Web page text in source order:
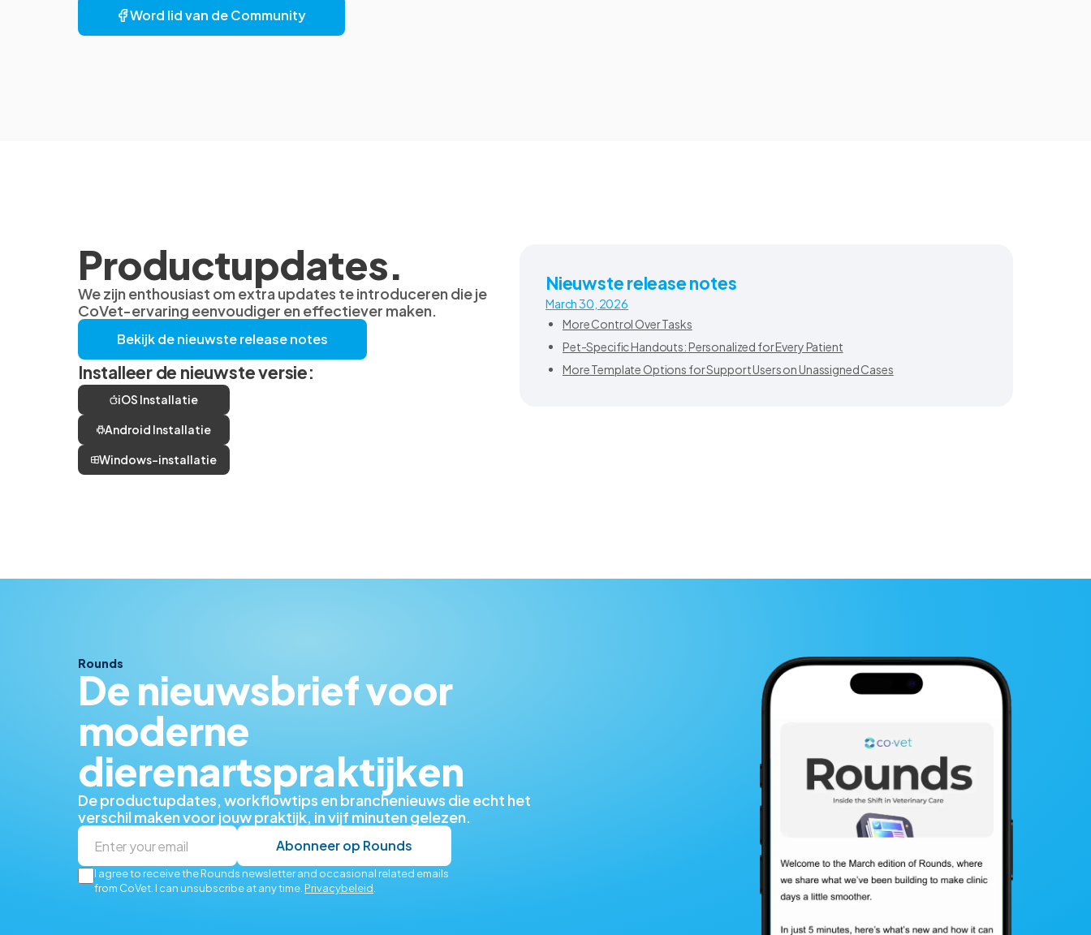
Word lid van de Community
Productupdates.
We zijn enthousiast om extra updates te introduceren die je
CoVet-ervaring eenvoudiger en effectiever maken.
Bekijk de nieuwste release notes
Installeer de nieuwste versie:
iOS Installatie
Android Installatie
Windows-installatie
Nieuwste release notes
March 30, 2026
More Control Over Tasks
Pet-Specific Handouts: Personalized for Every Patient
More Template Options for Support Users on Unassigned Cases
Rounds
De nieuwsbrief voor
moderne
dierenartspraktijken
De productupdates, workflowtips en branchenieuws die echt het
verschil maken voor jouw praktijk, in vijf minuten gelezen.
Abonneer op Rounds
I agree to receive the Rounds newsletter and occasional related emails
from CoVet. I can unsubscribe at any time. Privacybeleid